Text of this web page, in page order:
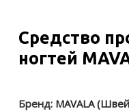
Средство
ногтей
Бренд: MAVALA